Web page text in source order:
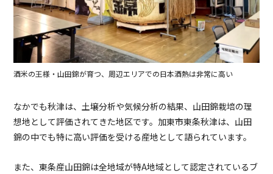
酒米の王様・山田錦が育つ、周辺エリアでの日本酒熱は非常に高い
なかでも秋津は、土壌分析や気候分析の結果、山田錦栽培の理
想地として評価されてきた地区です。加東市東条秋津は、山田
錦の中でも特に高い評価を受ける産地として語られています。
また、東条産山田錦は全地域が特A地域として認定されているブ